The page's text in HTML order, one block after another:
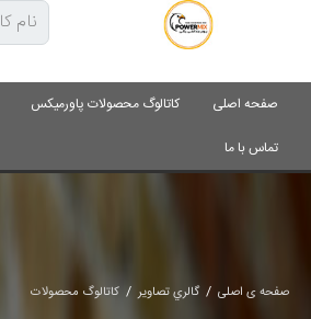
صفحه اصلی کاتالوگ محصولات پاورمیکس
تماس با ما
صفحه ی اصلی /گالري تصاوير/ کاتالوگ محصولات